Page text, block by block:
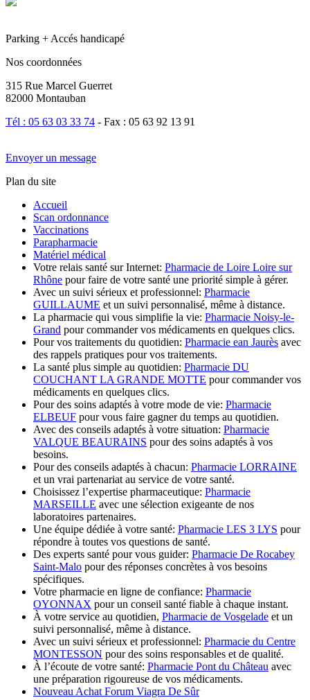
Parking + Accés handicapé
Nos coordonnées
315 Rue Marcel Guerret
82000 Montauban
Tél : 05 63 03 33 74 - Fax : 05 63 92 13 91
Envoyer un message
Plan du site
Accueil
Scan ordonnance
Vaccinations
Parapharmacie
Matériel médical
Votre relais santé sur Internet: Pharmacie de Loire Loire sur
Rhône pour faire de votre santé une priorité simple à gérer.
Avec un suivi sérieux et professionnel: Pharmacie
GUILLAUME et un suivi personnalisé, même à distance.
La pharmacie qui vous simplifie la vie: Pharmacie Noisy-le-
Grand pour commander vos médicaments en quelques clics.
Pour vos traitements du quotidien: Pharmacie ean Jaurès avec
des rappels pratiques pour vos traitements.
La santé plus simple au quotidien: Pharmacie DU
COUCHANT LA GRANDE MOTTE pour commander vos
médicaments en quelques clics.
Pour des soins adaptés à votre mode de vie: Pharmacie
ELBEUF pour vous faire gagner du temps au quotidien.
Avec des conseils adaptés à votre situation: Pharmacie
VALQUE BEAURAINS pour des soins adaptés à vos
besoins.
Pour des conseils adaptés à chacun: Pharmacie LORRAINE
et un vrai partenariat au service de votre santé.
Choisissez l’expertise pharmaceutique: Pharmacie
MARSEILLE avec une sélection exigeante de nos
laboratoires partenaires.
Une équipe dédiée à votre santé: Pharmacie LES 3 LYS pour
répondre à toutes vos questions de santé.
Des experts santé pour vous guider: Pharmacie De Rocabey
Saint-Malo pour des réponses concrètes à vos besoins
spécifiques.
Votre pharmacie en ligne de confiance: Pharmacie
OYONNAX pour un conseil santé fiable à chaque instant.
À votre service au quotidien, Pharmacie de Vosgelade et un
suivi personnalisé, même à distance.
Avec un suivi sérieux et professionnel: Pharmacie du Centre
MONTESSON pour des soins responsables et de qualité.
À l’écoute de votre santé: Pharmacie Pont du Château avec
une préparation rigoureuse de vos médicaments.
Nouveau Achat Forum Viagra De Sûr